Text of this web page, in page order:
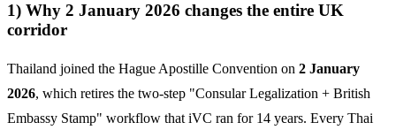
1) Why 2 January 2026 changes the entire UK
corridor
Thailand joined the Hague Apostille Convention on 2 January
2026, which retires the two-step "Consular Legalization + British
Embassy Stamp" workflow that iVC ran for 14 years. Every Thai